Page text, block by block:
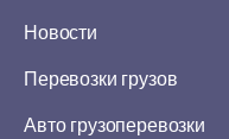
Новости
Перевозки грузов
Авто грузоперевозки